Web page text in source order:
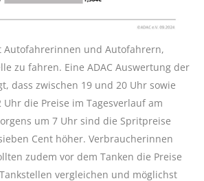
Autofahrerinnen und Autofahrern,
zu fahren. Eine ADAC Auswertung der
dass zwischen 19 und 20 Uhr sowie
die Preise im Tagesverlauf am
um 7 Uhr sind die Spritpreise
Cent höher. Verbraucherinnen
zudem vor dem Tanken die Preise
vergleichen und möglichst